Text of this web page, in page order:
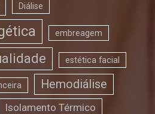
Diálise
embreagem
estética facial
Hemodiálise
Isolamento Térmico